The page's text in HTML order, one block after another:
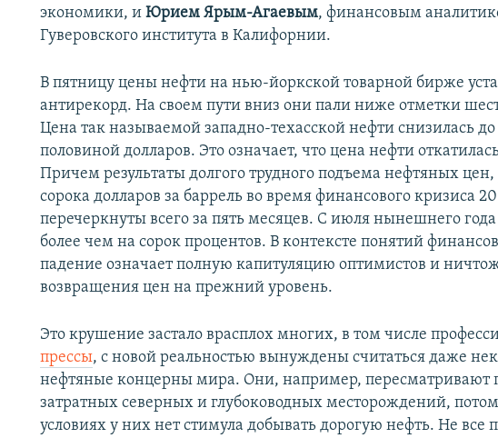
экономики, и Юрием Ярым-Агаевым, финансовым
Гуверовского института в Калифорнии.
​В пятницу цены нефти на нью-йоркской товарной бирже
антирекорд. На своем пути вниз они пали ниже отметки
Цена так называемой западно-техасской нефти снизилась
половиной долларов. Это означает, что цена нефти
Причем результаты долгого трудного подъема нефтяных
сорока долларов за баррель во время финансового кризиса
перечеркнуты всего за пять месяцев. С июля нынешнего
более чем на сорок процентов. В контексте понятий
падение означает полную капитуляцию оптимистов и
возвращения цен на прежний уровень.
Это крушение застало врасплох многих, в том числе
прессы, с новой реальностью вынуждены считаться даже
нефтяные концерны мира. Они, например, пересматривают
затратных северных и глубоководных месторождений,
условиях у них нет стимула добывать дорогую нефть. Не все